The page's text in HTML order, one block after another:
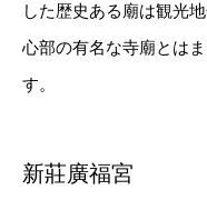
した歴史ある廟は観光
心部の有名な寺廟とは
す。
新莊廣福宮